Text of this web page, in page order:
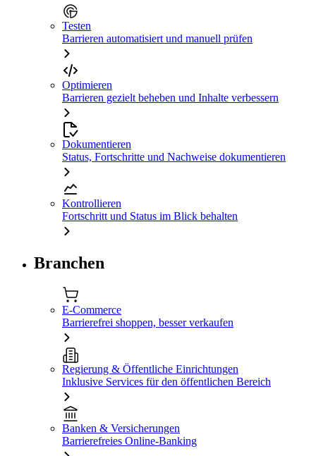
Testen
Barrieren automatisiert und manuell prüfen
Optimieren
Barrieren gezielt beheben und Inhalte verbessern
Dokumentieren
Status, Fortschritte und Nachweise dokumentieren
Kontrollieren
Fortschritt und Status im Blick behalten
Branchen
E-Commerce
Barrierefrei shoppen, besser verkaufen
Regierung & Öffentliche Einrichtungen
Inklusive Services für den öffentlichen Bereich
Banken & Versicherungen
Barrierefreies Online-Banking